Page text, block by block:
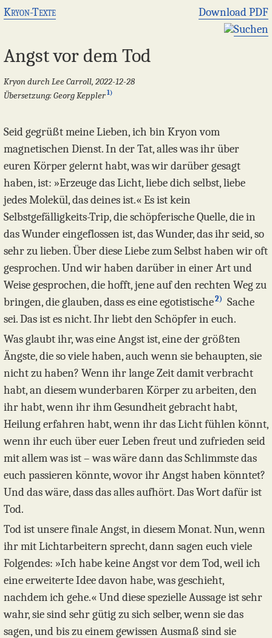
Kryon-Texte
Download PDF
Suchen
Angst vor dem Tod
Kryon durch Lee Carroll, 2022-12-28
Übersetzung: Georg Keppler1)
Seid gegrüßt meine Lieben, ich bin Kryon vom
magnetischen Dienst. In der Tat, alles was ihr über
euren Körper gelernt habt, was wir darüber gesagt
haben, ist: »Erzeuge das Licht, liebe dich selbst, liebe
jedes Molekül, das deines ist.« Es ist kein
Selbstgefälligkeits-Trip, die schöpferische Quelle, die in
das Wunder eingeflossen ist, das Wunder, das ihr seid, so
sehr zu lieben. Über diese Liebe zum Selbst haben wir oft
gesprochen. Und wir haben darüber in einer Art und
Weise gesprochen, die hofft, jene auf den rechten Weg zu
bringen, die glauben, dass es eine egotistische2) Sache
sei. Das ist es nicht. Ihr liebt den Schöpfer in euch.
Was glaubt ihr, was eine Angst ist, eine der größten
Ängste, die so viele haben, auch wenn sie behaupten, sie
nicht zu haben? Wenn ihr lange Zeit damit verbracht
habt, an diesem wunderbaren Körper zu arbeiten, den
ihr habt, wenn ihr ihm Gesundheit gebracht habt,
Heilung erfahren habt, wenn ihr das Licht fühlen könnt,
wenn ihr euch über euer Leben freut und zufrieden seid
mit allem was ist – was wäre dann das Schlimmste das
euch passieren könnte, wovor ihr Angst haben könntet?
Und das wäre, dass das alles aufhört. Das Wort dafür ist
Tod.
Tod ist unsere finale Angst, in diesem Monat. Nun, wenn
ihr mit Lichtarbeitern sprecht, dann sagen euch viele
Folgendes: »Ich habe keine Angst vor dem Tod, weil ich
eine erweiterte Idee davon habe, was geschieht,
nachdem ich gehe.« Und diese spezielle Aussage ist sehr
wahr, sie sind sehr gütig zu sich selber, wenn sie das
sagen, und bis zu einem gewissen Ausmaß sind sie